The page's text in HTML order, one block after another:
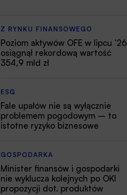
Z RYNKU FINANSOWEGO
Poziom aktywów OFE w lipcu ’26
osiągnął rekordową wartość
354,9 mld zł
ESG
Fale upałów nie są wyłącznie
problemem pogodowym – to
istotne ryzyko biznesowe
GOSPODARKA
Minister finansów i gospodarki
nie wyklucza kolejnych po OKI
propozycji dot. produktów